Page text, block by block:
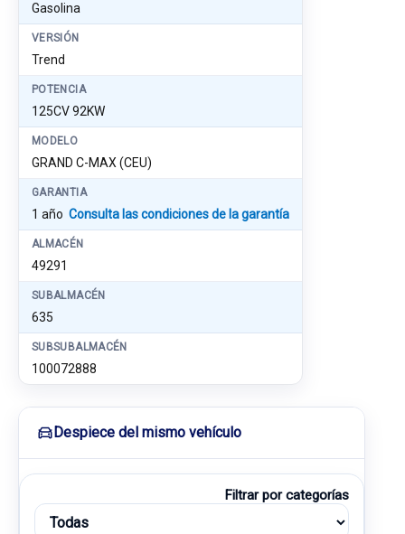
Gasolina
VERSIÓN
Trend
POTENCIA
125CV 92KW
MODELO
GRAND C-MAX (CEU)
GARANTIA
1 año Consulta las condiciones de la garantía
ALMACÉN
49291
SUBALMACÉN
635
SUBSUBALMACÉN
100072888
Despiece del mismo vehículo
Filtrar por categorías